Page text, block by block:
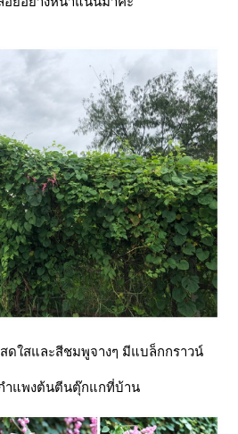
ดใสและสีชมพูจางๆ มีแบล็กกราวน์
ำแพงต้นตีนตุ๊กแกที่บ้าน